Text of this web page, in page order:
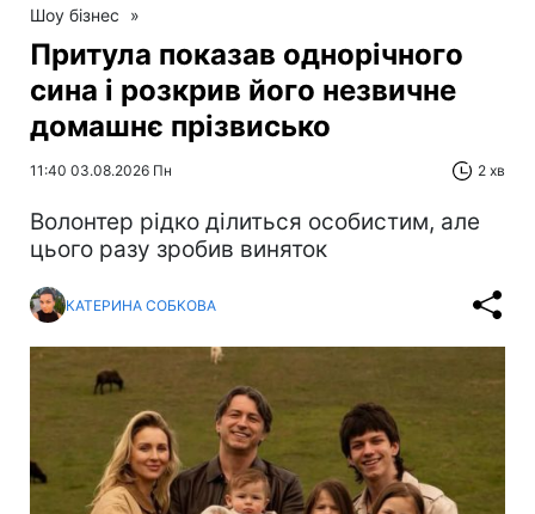
Шоу бізнес »
Притула показав однорічного
сина і розкрив його незвичне
домашнє прізвисько
11:40 03.08.2026 Пн 2 хв
Волонтер рідко ділиться особистим, але
цього разу зробив виняток
КАТЕРИНА СОБКОВА